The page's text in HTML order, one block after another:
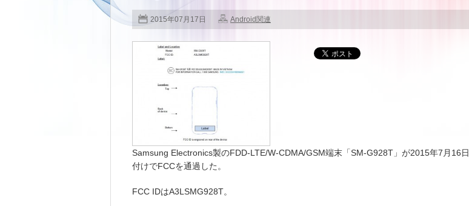
2015年07月17日 Android関連
Samsung Electronics製のFDD-LTE/W-CDMA/GSM端末「SM-G928T」が2015年7月16日
付けでFCCを通過した。
FCC IDはA3LSMG928T。